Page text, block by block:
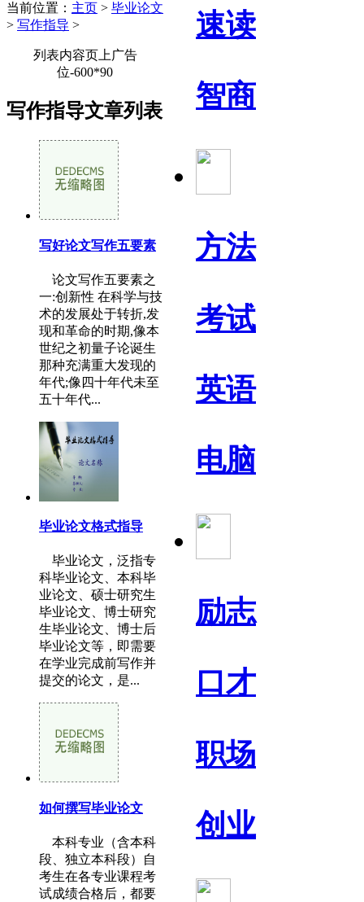
速读
智商
方法
考试
英语
电脑
励志
口才
职场
创业
当前位置： 主页 > 毕业论文
> 写作指导 >
列表内容页上广告
位-600*90
写作指导文章列表
写好论文写作五要素
论文写作五要素之
一:创新性 在科学与技
术的发展处于转折,发
现和革命的时期,像本
世纪之初量子论诞生
那种充满重大发现的
年代;像四十年代未至
五十年代...
毕业论文格式指导
毕业论文，泛指专
科毕业论文、本科毕
业论文、硕士研究生
毕业论文、博士研究
生毕业论文、博士后
毕业论文等，即需要
在学业完成前写作并
提交的论文，是...
如何撰写毕业论文
本科专业（含本科
段、独立本科段）自
考生在各专业课程考
试成绩合格后，都要